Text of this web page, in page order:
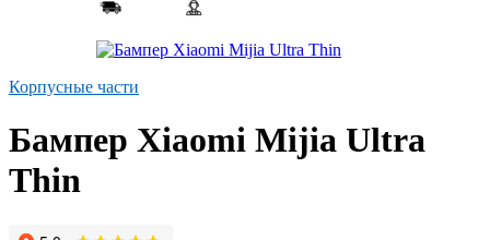
Корпусные части
Бампер Xiaomi Mijia Ultra
Thin